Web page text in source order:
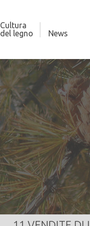
Cultura
del legno
News
Quantità
Data